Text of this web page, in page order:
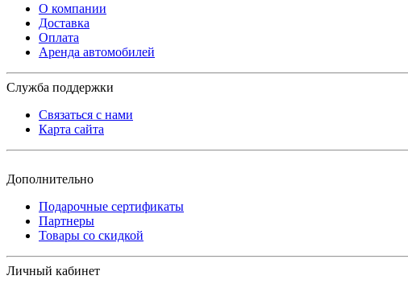
О компании
Доставка
Оплата
Аренда автомобилей
Служба поддержки
Связаться с нами
Карта сайта
Дополнительно
Подарочные сертификаты
Партнеры
Товары со скидкой
Личный кабинет